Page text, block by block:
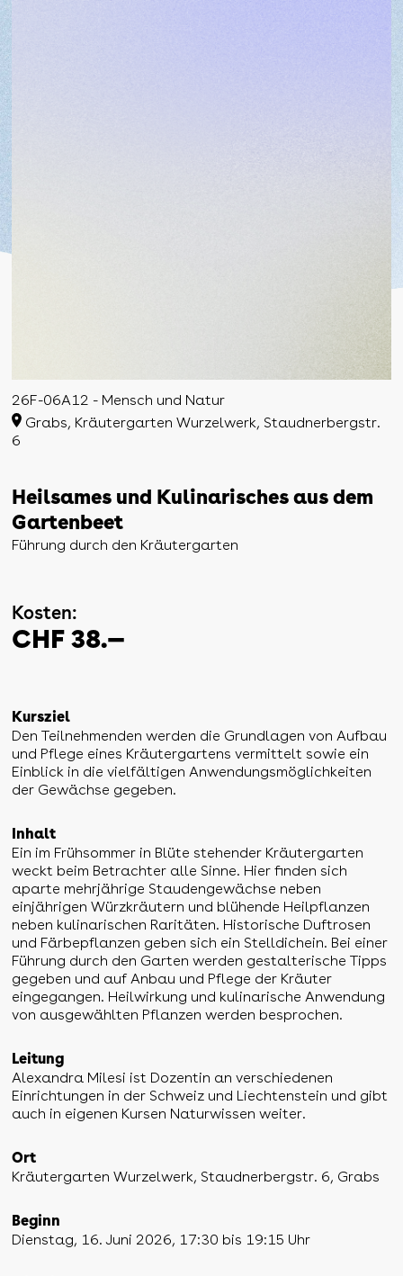
26F-06A12 - Mensch und Natur
Grabs, Kräutergarten Wurzelwerk, Staudnerbergstr.
6
Heilsames und Kulinarisches aus dem
Gartenbeet
Führung durch den Kräutergarten
Kosten:
CHF 38.—
Kursziel
Den Teilnehmenden werden die Grundlagen von Aufbau
und Pflege eines Kräutergartens vermittelt sowie ein
Einblick in die vielfältigen Anwendungsmöglichkeiten
der Gewächse gegeben.
Inhalt
Ein im Frühsommer in Blüte stehender Kräutergarten
weckt beim Betrachter alle Sinne. Hier finden sich
aparte mehrjährige Staudengewächse neben
einjährigen Würzkräutern und blühende Heilpflanzen
neben kulinarischen Raritäten. Historische Duftrosen
und Färbepflanzen geben sich ein Stelldichein. Bei einer
Führung durch den Garten werden gestalterische Tipps
gegeben und auf Anbau und Pflege der Kräuter
eingegangen. Heilwirkung und kulinarische Anwendung
von ausgewählten Pflanzen werden besprochen.
Leitung
Alexandra Milesi ist Dozentin an verschiedenen
Einrichtungen in der Schweiz und Liechtenstein und gibt
auch in eigenen Kursen Naturwissen weiter.
Ort
Kräutergarten Wurzelwerk, Staudnerbergstr. 6, Grabs
Beginn
Dienstag, 16. Juni 2026, 17:30 bis 19:15 Uhr